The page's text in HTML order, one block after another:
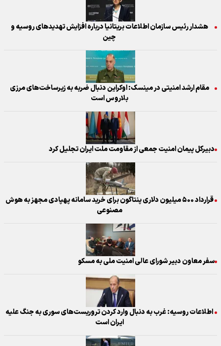
هشدار رئیس سازمان اطلاعات بریتانیا درباره افزایش تهدیدهای روسیه و
چین
مقام ارشد امنیتی در مینسک: اوکراین دنبال ضربه به زیرساخت‌های مرزی
بلاروس است
دبیرکل پیمان امنیت جمعی از مقاومت ملت ایران تجلیل کرد
قرارداد ۵۰۰ میلیون دلاری پنتاگون برای خرید سامانه‌ پهپادی مجهز به هوش
مصنوعی
سفر معاون دبیر شورای عالی امنیت ملی به مسکو
اطلاعات روسیه: غرب به دنبال وارد کردن تروریست‌های سوری به جنگ علیه
ایران است